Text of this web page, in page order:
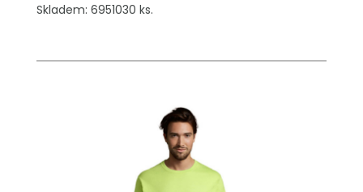
Skladem: 6951030 ks.